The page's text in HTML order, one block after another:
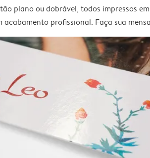
plano ou dobrável, todos impressos
acabamento profissional. Faça sua